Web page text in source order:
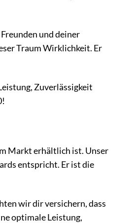
und deiner
Traum Wirklichkeit. Er
Zuverlässigkeit
Markt erhältlich ist. Unser
entspricht. Er ist die
wir dir versichern, dass
optimale Leistung,